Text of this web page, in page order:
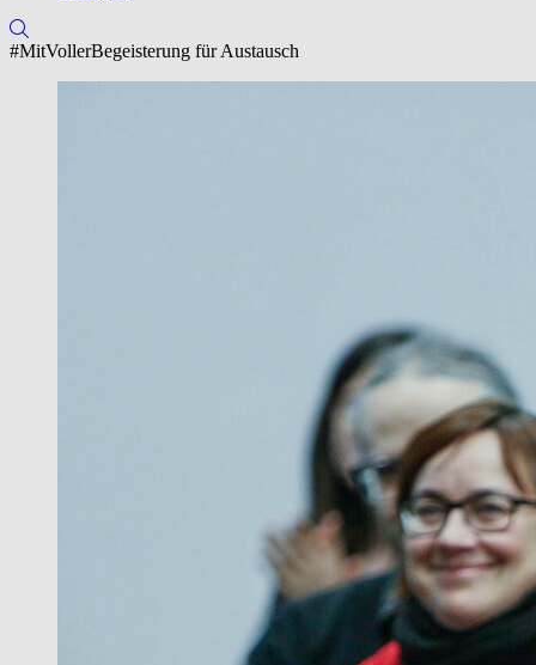
#MitVollerBegeisterung für Austausch